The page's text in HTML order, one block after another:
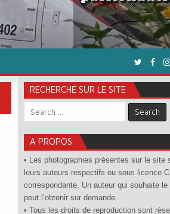
RECHERCHE SUR LE SITE
Search for:
A PROPOS
• Les photographies présentes sur le site
leurs auteurs respectifs ou sous licence
correspondante. Un auteur qui souhaite le
peut l’obtenir sur demande.
• Tous les droits de reproduction sont